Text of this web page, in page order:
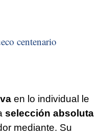
centenario
en lo individual le
selección absoluta
mediante. Su